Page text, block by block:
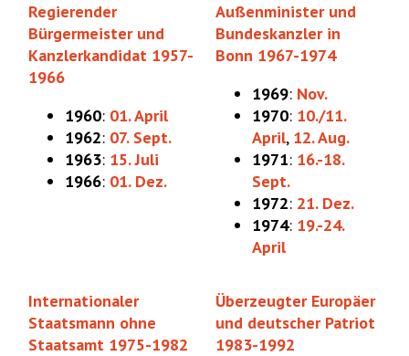
Regierender
Bürgermeister und
Kanzlerkandidat 1957-
1966
1960: 01. April
1962: 07. Sept.
1963: 15. Juli
1966: 01. Dez.
Außenminister und
Bundeskanzler in
Bonn 1967-1974
1969: Nov.
1970: 10./11.
April, 12. Aug.
1971: 16.-18.
Sept.
1972: 21. Dez.
1974: 19.-24.
April
Internationaler
Staatsmann ohne
Staatsamt 1975-1982
Überzeugter Europäer
und deutscher Patriot
1983-1992